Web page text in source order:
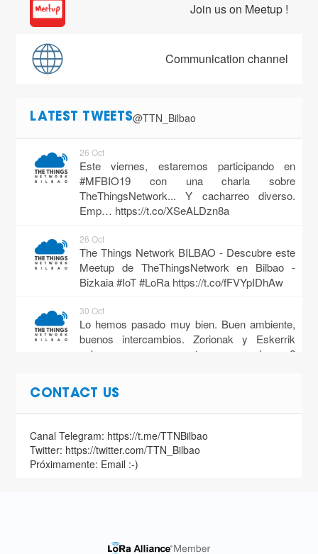
Join us on Meetup !
Communication channel
LATEST TWEETS@TTN_Bilbao
26 Oct
Este viernes, estaremos participando en
#MFBIO19 con una charla sobre
TheThingsNetwork... Y cacharreo diverso.
Emp… https://t.co/XSeALDzn8a
26 Oct
The Things Network BILBAO - Descubre este
Meetup de TheThingsNetwork en Bilbao -
Bizkaia #IoT #LoRa https://t.co/fFVYpIDhAw
30 Oct
Lo hemos pasado muy bien. Buen ambiente,
buenos intercambios. Zorionak y Eskerrik
asko por vuestro curro! ?
27 Oct
https://t.co/aNKbYK2b1i
25 Oct
CONTACT US
Canal Telegram: https://t.me/TTNBilbao
Twitter: https://twitter.com/TTN_Bilbao
Próximamente: Email :-)